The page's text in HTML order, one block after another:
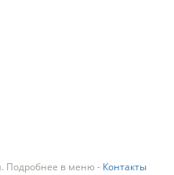
Подробнее в меню - Контакты